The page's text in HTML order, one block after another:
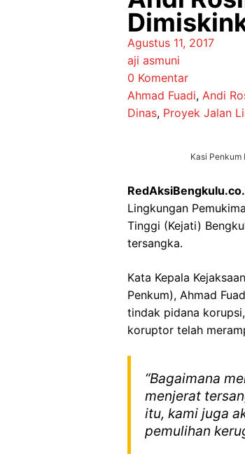
Agustus 11, 2017
aji asmuni
0 Komentar
Ahmad Fuadi, Andi
Dinas, Proyek Jalan
Kasi Penkum
Lingkungan
Tinggi (Kejati)
tersangka.
Kata Kepala
Penkum), Ahmad
tindak pidana
koruptor telah
“Bagaimana
menjerat
itu, kami juga
pemulihan